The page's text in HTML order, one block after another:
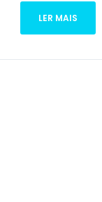
LER MAIS